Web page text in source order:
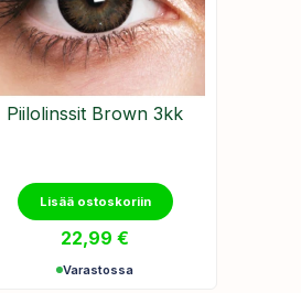
Piilolinssit Brown 3kk
Lisää ostoskoriin
22,99€
Varastossa